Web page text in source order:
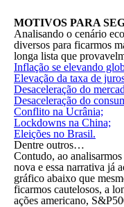
MOTIVOS PARA
Analisando o cenário
diversos para ficarmos
longa lista que
Inflação se elevando
Elevação da taxa de
Desaceleração do
Desaceleração do
Conflito na Ucrânia;
Lockdowns na China;
Eleições no Brasil.
Dentre outros…
Contudo, ao
nova e essa narrativa já
gráfico abaixo que
ficarmos cautelosos, a
ações americano,